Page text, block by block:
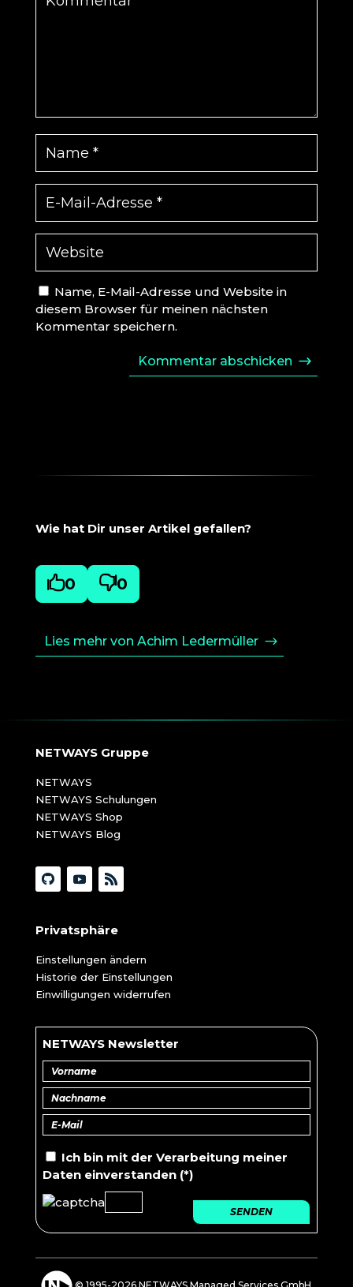
Name, E-Mail-Adresse und Website in
diesem Browser für meinen nächsten
Kommentar speichern.
Kommentar abschicken
Wie hat Dir unser Artikel gefallen?
0 0
Lies mehr von Achim Ledermüller
NETWAYS Gruppe
NETWAYS
NETWAYS Schulungen
NETWAYS Shop
NETWAYS Blog
Privatsphäre
Einstellungen ändern
Historie der Einstellungen
Einwilligungen widerrufen
NETWAYS Newsletter
Ich bin mit der Verarbeitung meiner
Daten einverstanden (*)
SENDEN